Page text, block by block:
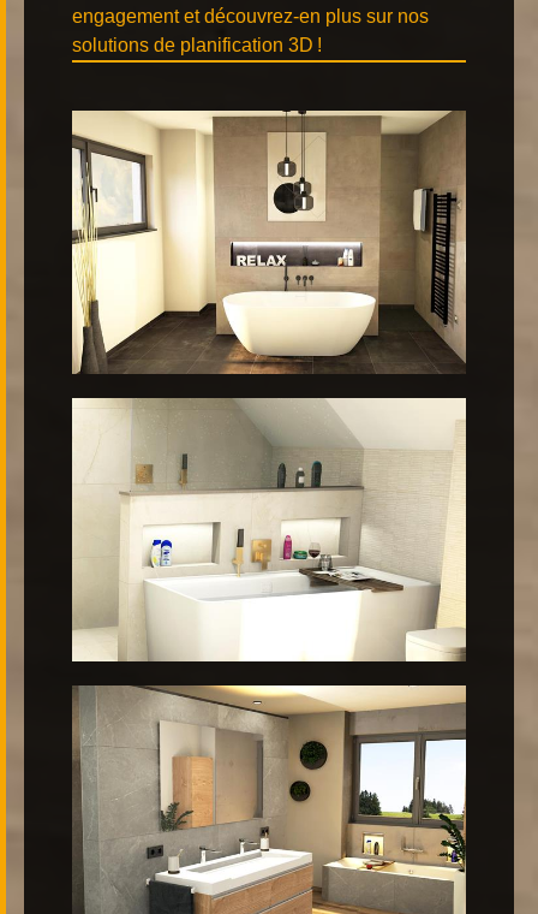
engagement et découvrez-en plus sur nos
solutions de planification 3D !